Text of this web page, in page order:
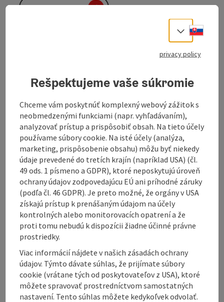
around 20 ha of arable land, 4 ha of forest and 10 ha of
organic since summer 2020. Since then, we have been
renovating and refurbishing the whole farm and we
are far from finished :-)
Andreas, the landlord, is responsible for the farm and
the care of the fields. And Brigitte, takes care of the
processing of the chokeberries, the farm tours and
the marketing. With our four children, we are almost
an extended family. That means there is always
something ...
Display complete description
Contact
General information
To the website
Select
privacy policy
Rešpektujeme vaše súkromie
Chceme vám poskytnúť komplexný webový zážitok s
neobmedzenými funkciami (napr. vyhľadávaním),
analyzovať prístup a prispôsobiť obsah. Na tieto účely
používame súbory cookie. Na isté účely (analýza,
marketing, prispôsobenie obsahu) môžu byť niekedy
údaje prevedené do tretích krajín (napríklad USA) (čl.
49 ods. 1 písmeno a GDPR), ktoré neposkytujú úroveň
ochrany údajov zodpovedajúcu EÚ ani príhodné záruky
(podľa čl. 46 GDPR). Je preto možné, že orgány v USA
získajú prístup k prenášaným údajom na účely
kontrolných alebo monitorovacích opatrení a že
proti tomu nebudú k dispozícii žiadne účinné právne
prostriedky.
Viac informácií nájdete v našich zásadách ochrany
údajov. Týmto dávate súhlas, že prijímate súbory
cookie (vrátane tých od poskytovateľov z USA), ktoré
môžete spravovať prostredníctvom samostatných
nastavení. Tento súhlas môžete kedykoľvek odvolať.